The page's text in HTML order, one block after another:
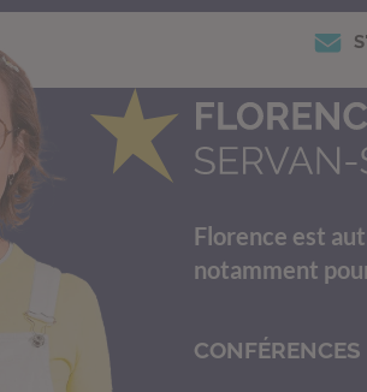
Florence est
notamment
CONFÉRENCES